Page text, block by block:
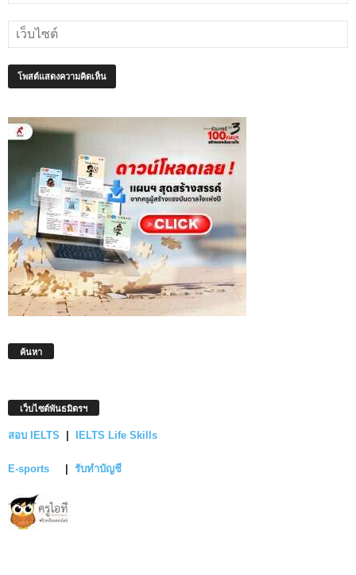
ค้นหา
เว็บไซต์พันธมิตรฯ
สอบ IELTS IELTS Life Skills
E-sports รับทำบัญชี